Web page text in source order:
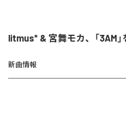
litmus* & 宮舞モカ、「3AM
新曲情報